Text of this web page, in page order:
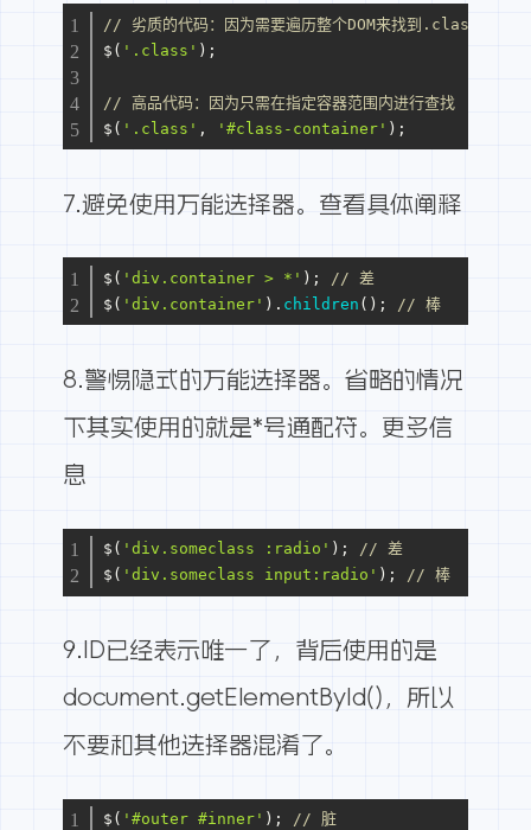
// 劣质的代码：因为需要遍历整个DOM来找到.class
$( '.class' );
// 高品代码：因为只需在指定容器范围内进行查找
$( '.class' , '#class-container' );
7.避免使用万能选择器。查看具体阐释
$( 'div.container > *' );
// 差
$( 'div.container' ). children (); // 棒
8.警惕隐式的万能选择器。省略的情况
下其实使用的就是*号通配符。 更多信
息
$( 'div.someclass :radio' ); // 差
$( 'div.someclass input:radio' ); // 棒
9.ID已经表示唯一了，背后使用的是
document.getElementById()，所以
不要和其他选择器混淆了。
$( '#outer #inner' ); // 脏